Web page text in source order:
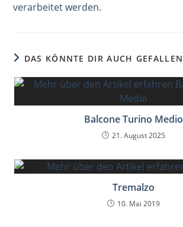
verarbeitet werden.
DAS KÖNNTE DIR AUCH GEFALLEN
Balcone Turino Medio
21. August 2025
Tremalzo
10. Mai 2019